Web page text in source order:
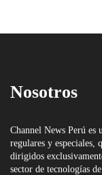
Nosotros
Channel News Perú es
regulares y especiales,
dirigidos
sector de tecnologías